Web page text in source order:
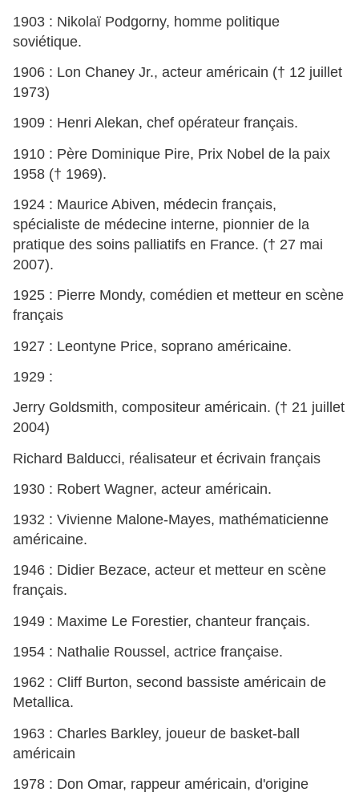
1903 : Nikolaï Podgorny, homme politique
soviétique.
1906 : Lon Chaney Jr., acteur américain († 12 juillet
1973)
1909 : Henri Alekan, chef opérateur français.
1910 : Père Dominique Pire, Prix Nobel de la paix
1958 († 1969).
1924 : Maurice Abiven, médecin français,
spécialiste de médecine interne, pionnier de la
pratique des soins palliatifs en France. († 27 mai
2007).
1925 : Pierre Mondy, comédien et metteur en scène
français
1927 : Leontyne Price, soprano américaine.
1929 :
Jerry Goldsmith, compositeur américain. († 21 juillet
2004)
Richard Balducci, réalisateur et écrivain français
1930 : Robert Wagner, acteur américain.
1932 : Vivienne Malone-Mayes, mathématicienne
américaine.
1946 : Didier Bezace, acteur et metteur en scène
français.
1949 : Maxime Le Forestier, chanteur français.
1954 : Nathalie Roussel, actrice française.
1962 : Cliff Burton, second bassiste américain de
Metallica.
1963 : Charles Barkley, joueur de basket-ball
américain
1978 : Don Omar, rappeur américain, d'origine